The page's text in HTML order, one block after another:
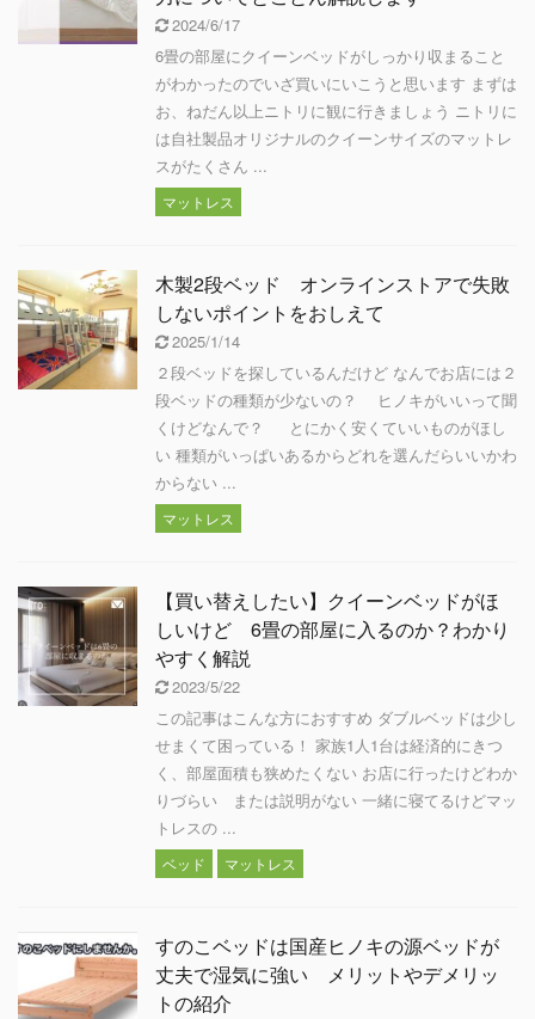
2024/6/17
6畳の部屋にクイーンベッドがしっかり収まること
がわかったのでいざ買いにいこうと思います まずは
お、ねだん以上ニトリに観に行きましょう ニトリに
は自社製品オリジナルのクイーンサイズのマットレ
スがたくさん ...
マットレス
木製2段ベッド オンラインストアで失敗
しないポイントをおしえて
2025/1/14
２段ベッドを探しているんだけど なんでお店には２
段ベッドの種類が少ないの？ ヒノキがいいって聞
くけどなんで？ とにかく安くていいものがほし
い 種類がいっぱいあるからどれを選んだらいいかわ
からない ...
マットレス
【買い替えしたい】クイーンベッドがほ
しいけど 6畳の部屋に入るのか？わかり
やすく解説
2023/5/22
この記事はこんな方におすすめ ダブルベッドは少し
せまくて困っている！ 家族1人1台は経済的にきつ
く、部屋面積も狭めたくない お店に行ったけどわか
りづらい または説明がない 一緒に寝てるけどマッ
トレスの ...
ベッド マットレス
すのこベッドは国産ヒノキの源ベッドが
丈夫で湿気に強い メリットやデメリッ
トの紹介